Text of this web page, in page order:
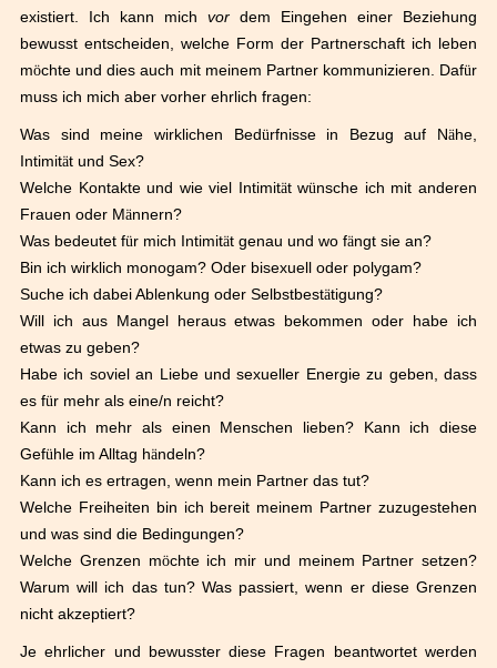
existiert. Ich kann mich vor dem Eingehen einer Beziehung
bewusst entscheiden, welche Form der Partnerschaft ich leben
möchte und dies auch mit meinem Partner kommunizieren. Dafür
muss ich mich aber vorher ehrlich fragen:
Was sind meine wirklichen Bedürfnisse in Bezug auf Nähe,
Intimität und Sex?
Welche Kontakte und wie viel Intimität wünsche ich mit anderen
Frauen oder Männern?
Was bedeutet für mich Intimität genau und wo fängt sie an?
Bin ich wirklich monogam? Oder bisexuell oder polygam?
Suche ich dabei Ablenkung oder Selbstbestätigung?
Will ich aus Mangel heraus etwas bekommen oder habe ich
etwas zu geben?
Habe ich soviel an Liebe und sexueller Energie zu geben, dass
es für mehr als eine/n reicht?
Kann ich mehr als einen Menschen lieben? Kann ich diese
Gefühle im Alltag händeln?
Kann ich es ertragen, wenn mein Partner das tut?
Welche Freiheiten bin ich bereit meinem Partner zuzugestehen
und was sind die Bedingungen?
Welche Grenzen möchte ich mir und meinem Partner setzen?
Warum will ich das tun? Was passiert, wenn er diese Grenzen
nicht akzeptiert?
Je ehrlicher und bewusster diese Fragen beantwortet werden